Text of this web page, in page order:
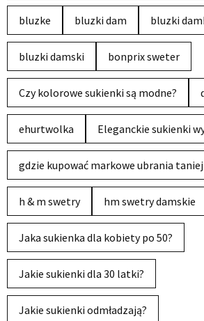
bluzke bluzki dam bluzki
bluzki damski bonprix sweter
Czy kolorowe sukienki są modne?
ehurtwolka Eleganckie sukienki
gdzie kupować markowe ubrania taniej
h & m swetry hm swetry damskie
Jaka sukienka dla kobiety po 50?
Jakie sukienki dla 30 latki?
Jakie sukienki odmładzają?